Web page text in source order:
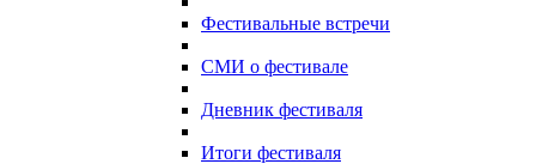
Фестивальные встречи
СМИ о фестивале
Дневник фестиваля
Итоги фестиваля